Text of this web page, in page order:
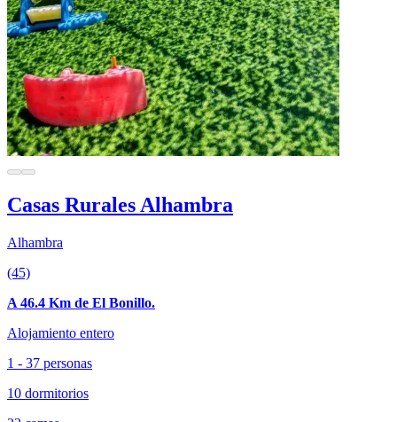
Casas Rurales Alhambra
Alhambra
(45)
A 46.4 Km de El Bonillo.
Alojamiento entero
1 - 37 personas
10 dormitorios